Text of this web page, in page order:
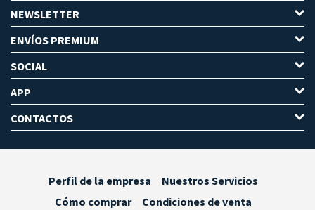
NEWSLETTER
ENVÍOS PREMIUM
SOCIAL
APP
CONTACTOS
Perfil de la empresa
Nuestros Servicios
Cómo comprar
Condiciones de venta